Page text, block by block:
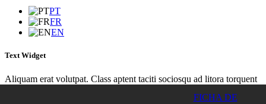
FICHA DE
PT
FR
EN
Text Widget
Aliquam erat volutpat. Class aptent taciti sociosqu ad litora torquent
turpis. Nunc euismod lacus sit amet purus euismod placerat? Integer